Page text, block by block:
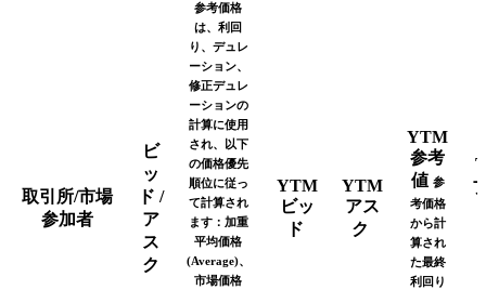
取引所/市場
参加者
ビ
ッ
ド /
ア
ス
ク
参考価格
は、利回
り、デュレ
ーション、
修正デュレ
ーションの
計算に使用
され、以下
の価格優先
順位に従っ
て計算され
ます：加重
平均価格
(Average)、
市場価格
YTM
ビッ
ド
YTM
アス
ク
YTM
参考
値 参
考価格
から計
算され
た最終
利回り